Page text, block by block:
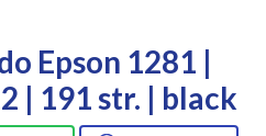
Epson 1281 |
| 191 str. | black